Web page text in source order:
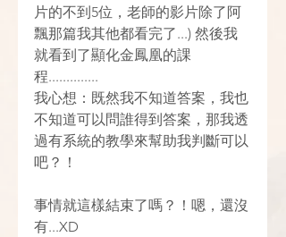
片的不到5位，老師的影片除了阿
飄那篇我其他都看完了...) 然後我
就看到了顯化金鳳凰的課
程..............
我心想：既然我不知道答案，我也
不知道可以問誰得到答案，那我透
過有系統的教學來幫助我判斷可以
吧？！
事情就這樣結束了嗎？！嗯，還沒
有...XD